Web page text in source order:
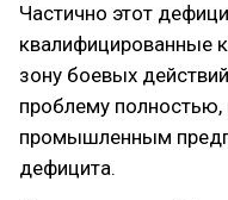
Частично этот
квалифицированные
зону боевых
проблему
промышленным
дефицита.